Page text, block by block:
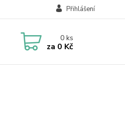
Přihlášení
0ks
za 0 Kč